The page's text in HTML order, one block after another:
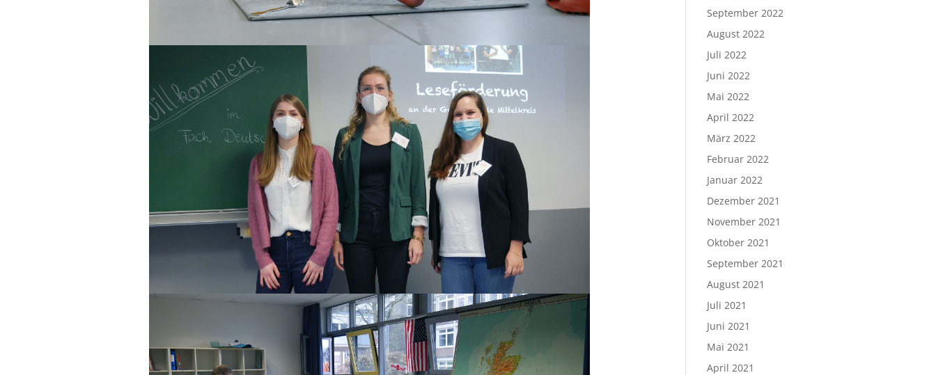
September 2022
August 2022
Juli 2022
Juni 2022
Mai 2022
April 2022
März 2022
Februar 2022
Januar 2022
Dezember 2021
November 2021
Oktober 2021
September 2021
August 2021
Juli 2021
Juni 2021
Mai 2021
April 2021